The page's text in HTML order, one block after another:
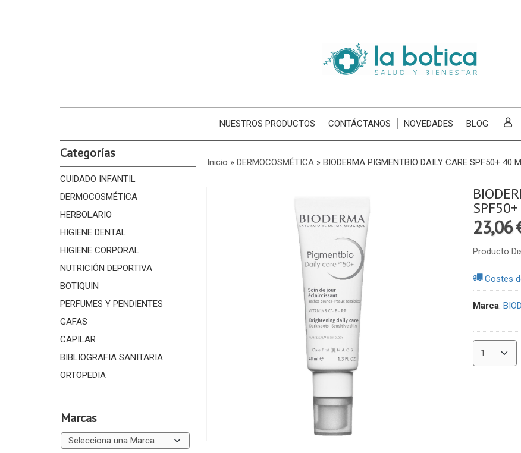
NUESTROS PRODUCTOS CONTÁCTANOS NOVEDADES BLOG
Categorías
CUIDADO INFANTIL
DERMOCOSMÉTICA
HERBOLARIO
HIGIENE DENTAL
HIGIENE CORPORAL
NUTRICIÓN DEPORTIVA
BOTIQUIN
PERFUMES Y PENDIENTES
GAFAS
CAPILAR
BIBLIOGRAFIA SANITARIA
ORTOPEDIA
Marcas
Inicio » DERMOCOSMÉTICA» BIODERMA PIGMENTBIO DAILY CARE SPF50+ 40
23,06
Producto
Costes
Marca: